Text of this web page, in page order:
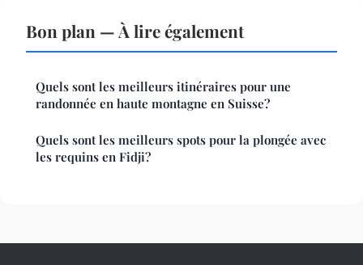
Bon plan — À lire également
Quels sont les meilleurs itinéraires pour une
randonnée en haute montagne en Suisse?
Quels sont les meilleurs spots pour la plongée avec
les requins en Fidji?